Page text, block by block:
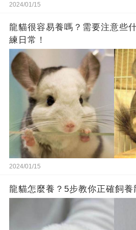
2024/01/15
龍貓很容易養嗎？需要注意些
練日常！
2024/01/15
龍貓怎麼養？5步教你正確飼養